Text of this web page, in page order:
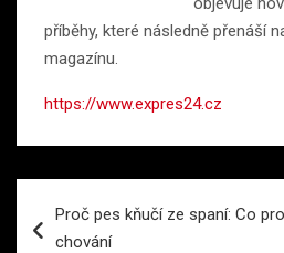
příběhy, které následně přenáší
magazínu.
https://www.expres24.cz
proProč pes kňučí ze spaní: Co
chování